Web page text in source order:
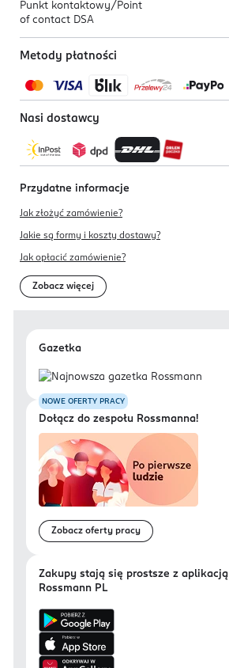
Punkt kontaktowy/ Point
of contact DSA
Metody płatności
Nasi dostawcy
Przydatne informacje
Jak złożyć zamówienie?
Jakie są formy i koszty dostawy?
Jak opłacić zamówienie?
Zobacz więcej
Gazetka
NOWE OFERTY PRACY
Dołącz do zespołu Rossmanna!
Zobacz oferty pracy
Zakupy stają się prostsze z aplikacją
Rossmann PL